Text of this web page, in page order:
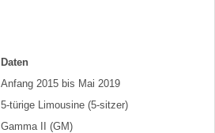
Daten
Anfang 2015 bis Mai 2019
5-türige Limousine (5-sitzer)
Gamma II (GM)